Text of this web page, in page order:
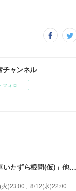
チャンネル
フォロー
昔昔亭桃之助「自転車いたずら根問(仮)」他～師匠・桃太郎のいない初めての桜の季節の独演会！
火)23:00、8/12(水)22:00